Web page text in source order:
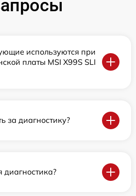
используются при
платы MSI X99S SLI
за диагностику?
диагностика?